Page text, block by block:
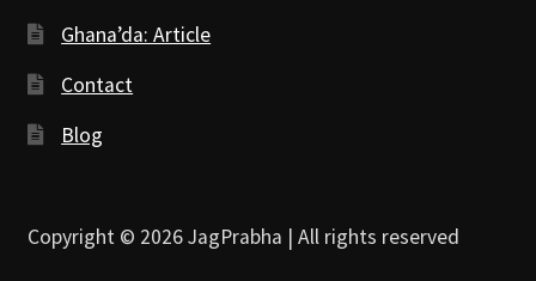
Ghana’da: Article
Contact
Blog
Copyright © 2026 JagPrabha | All rights reserved